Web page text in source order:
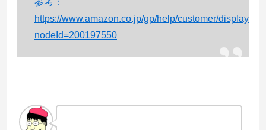
参考：
https://www.amazon.co.jp/gp/help/customer/
nodeId=200197550